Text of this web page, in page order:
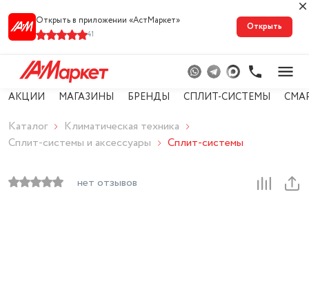
Открыть в приложении «АстМарке‪т‬»
41
Открыть
АКЦИИ МАГАЗИНЫ БРЕНДЫ СПЛИТ-СИСТЕМЫ
Каталог
Климатическая техника
Сплит-системы и аксессуары
Сплит-системы
нет отзывов